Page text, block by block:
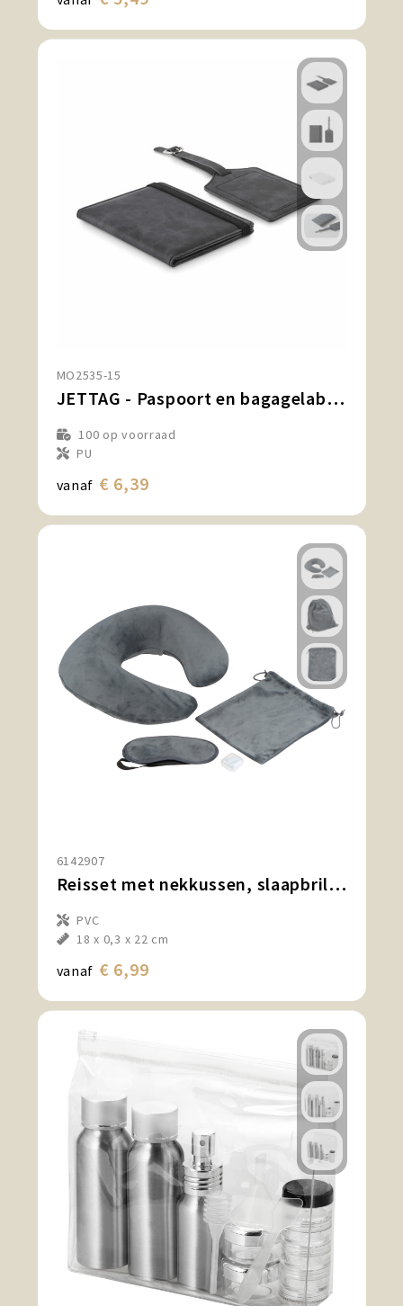
MO2535-15
JETTAG - Paspoort en bagagelabel set
100 op voorraad
PU
vanaf € 6,39
6142907
Reisset met nekkussen, slaapbril en waszak
PVC
18 x 0,3 x 22 cm
vanaf € 6,99